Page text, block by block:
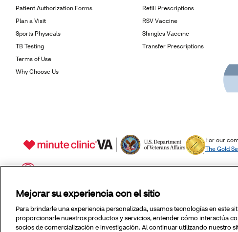
Mejorar su experiencia con el sitio
Para brindarle una experiencia personalizada, usamos tecnologías en este
proporcionarle nuestros productos y servicios, entender cómo interactúa
socios de comercialización e investigación. Al continuar utilizando nuestro